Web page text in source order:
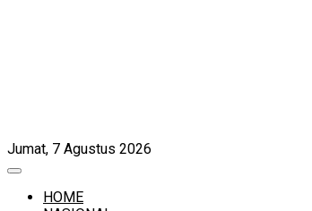
Jumat, 7 Agustus 2026
HOME